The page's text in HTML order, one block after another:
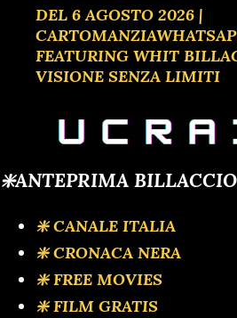
DEL 6 AGOSTO 2026 |
FEATURING WHIT
VISIONE SENZA LIMITI
❇️ANTEPRIMA
❇️ CANALE ITALIA
❇️ CRONACA NERA
❇️ FREE MOVIES
❇️ FILM GRATIS